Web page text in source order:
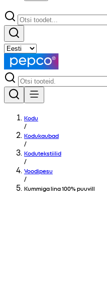
Kodu
/
Kodukaubad
/
Kodutekstiilid
/
Voodipesu
/
Kummiga lina 100% puuvill